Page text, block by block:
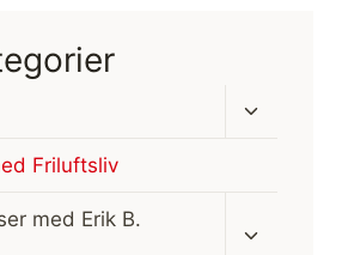
Skift
Friluftsliv
med Erik B.